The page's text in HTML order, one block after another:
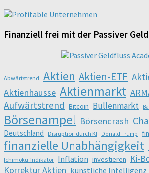
Finanziell frei mit der Passiver
Abwärtstrend Aktien Aktien-ETF
Aktienhausse Aktienmarkt
Aufwärtstrend Bitcoin Bullenmarkt
Börsenampel Börsencrash
Deutschland Disruption durch KI Donald Trump
finanzielle Unabhängigkeit
Ichimoku-Indikator Inflation investieren Ki-
Korrektur Aktien künstliche Intelligenz